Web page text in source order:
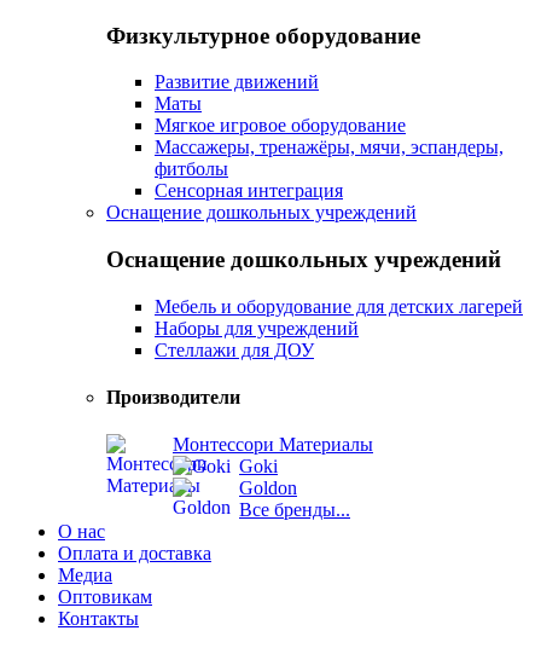
Физкультурное оборудование
Развитие движений
Маты
Мягкое игровое оборудование
Массажеры, тренажёры, мячи, эспандеры,
фитболы
Сенсорная интеграция
Оснащение дошкольных учреждений
Оснащение дошкольных учреждений
Мебель и оборудование для детских лагерей
Наборы для учреждений
Стеллажи для ДОУ
Производители
Монтессори Материалы
Goki
Goldon
Все бренды...
О нас
Оплата и доставка
Медиа
Оптовикам
Контакты